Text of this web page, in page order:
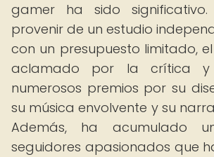
gamer ha sido
provenir de un estudio
con un presupuesto limitado,
aclamado por la crítica
numerosos premios por su
su música envolvente y su
Además, ha acumulado
seguidores apasionados que